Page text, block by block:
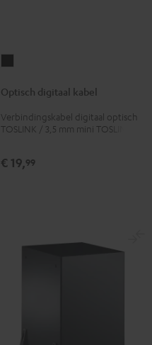
kabel
Zwart
Optisch digitaal kabel
Verbindingskabel digitaal optisch
TOSLINK / 3,5 mm mini TOSLINK
€ 19,99